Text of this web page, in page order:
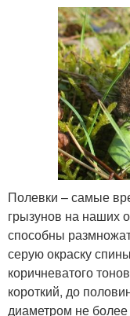
Полевки – самые
грызунов на наших
способны
серую окраску
коричневатого
короткий, до
диаметром не более